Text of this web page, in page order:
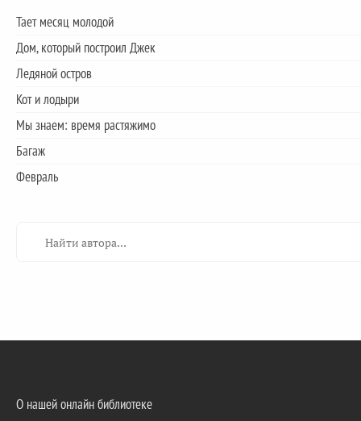
Тает месяц молодой
Дом, который построил Джек
Ледяной остров
Кот и лодыри
Мы знаем: время растяжимо
Багаж
Февраль
О нашей онлайн библиотеке